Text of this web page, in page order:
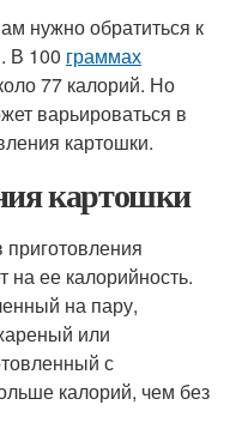
нужно обратиться к
В 100 граммах
77 калорий. Но
варьироваться в
картошки.
картошки
на ее калорийность.
на пару,
или
с
калорий, чем без